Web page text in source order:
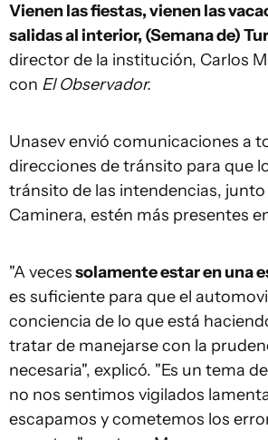
Vienen las fiestas, vienen las
salidas al interior, (Semana de)
director de la institución, Carlos
con El Observador.
Unasev envió comunicaciones a
direcciones de tránsito para que
tránsito de las intendencias, junto
Caminera, estén más presentes
"A vecessolamente estar en una
es suficiente para que el
conciencia de lo que está
tratar de manejarse con la
necesaria", explicó. "Es un tema
no nos sentimos vigilados
escapamos y cometemos los